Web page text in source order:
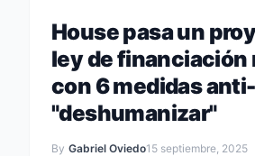
House pasa un
ley de financiación
con 6 medidas
"deshumanizar"
By Gabriel Oviedo15 septiembre, 2025